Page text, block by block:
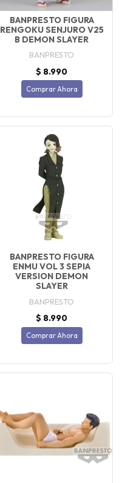
BANPRESTO FIGURA
RENGOKU SENJURO V25
B DEMON SLAYER
BANPRESTO
$ 8.990
Comprar Ahora
BANPRESTO FIGURA
ENMU VOL 3 SEPIA
VERSION DEMON
SLAYER
BANPRESTO
$ 8.990
Comprar Ahora